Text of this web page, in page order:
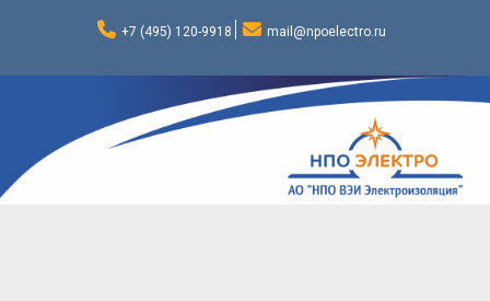
+7 (495) 120-9918 mail@npoelectro.ru